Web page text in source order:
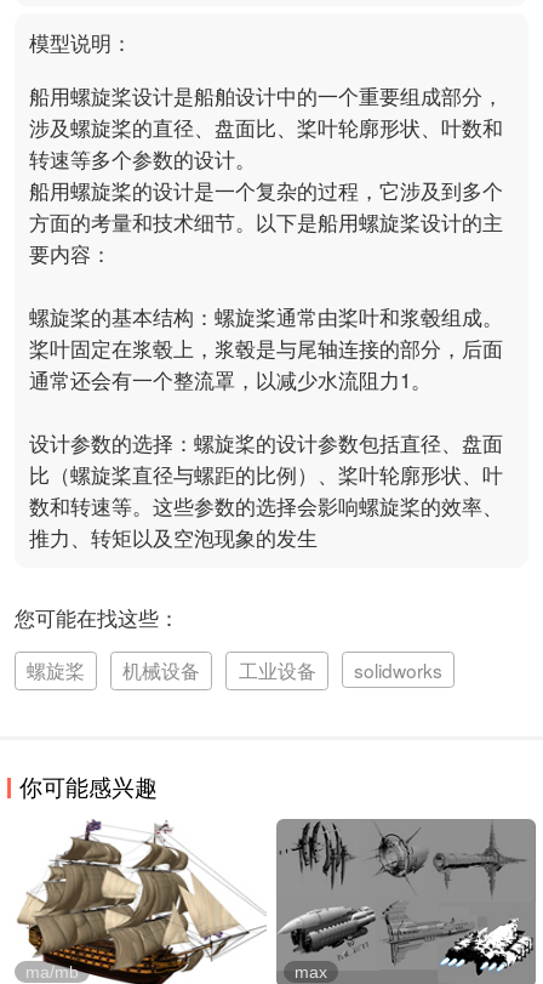
模型说明：
船用螺旋桨设计是船舶设计中的一个重要组成部分，
涉及螺旋桨的直径、盘面比、桨叶轮廓形状、叶数和
转速等多个参数的设计。
船用螺旋桨的设计是一个复杂的过程，它涉及到多个
方面的考量和技术细节。以下是船用螺旋桨设计的主
要内容：
螺旋桨的基本结构：螺旋桨通常由桨叶和浆毂组成。
桨叶固定在浆毂上，浆毂是与尾轴连接的部分，后面
通常还会有一个整流罩，以减少水流阻力1。
设计参数的选择：螺旋桨的设计参数包括直径、盘面
比（螺旋桨直径与螺距的比例）、桨叶轮廓形状、叶
数和转速等。这些参数的选择会影响螺旋桨的效率、
您可能在找这些：
螺旋桨 机械设备 工业设备 solidworks
你可能感兴趣
ma/mb max